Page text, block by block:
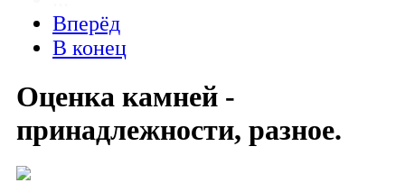
Вперёд
В конец
Оценка камней -
принадлежности, разное.